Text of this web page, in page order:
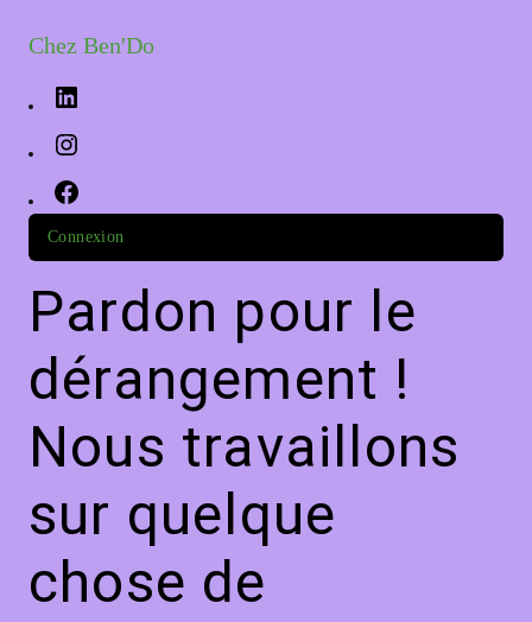
Chez Ben'Do
Connexion
Pardon pour le
dérangement !
Nous travaillons
sur quelque
chose de